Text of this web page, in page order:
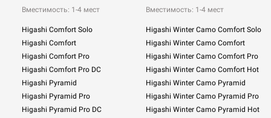
Вместимость: 1-4 мест
Higashi Comfort Solo
Higashi Comfort
Higashi Comfort Pro
Higashi Comfort Pro DC
Higashi Pyramid
Higashi Pyramid Pro
Higashi Pyramid Pro DC
Вместимость: 1-4 мест
Higashi Winter Camo Comfort Solo
Higashi Winter Camo Comfort
Higashi Winter Camo Comfort Pro
Higashi Winter Camo Comfort Hot
Higashi Winter Camo Pyramid
Higashi Winter Camo Pyramid Pro
Higashi Winter Camo Pyramid Hot